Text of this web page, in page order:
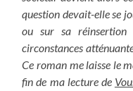
question devait-elle se
ou sur sa réinsertion
circonstances
Ce roman me laisse le
fin de ma lecture de